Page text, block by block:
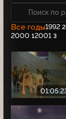
Все годы1992
2000 12001 3